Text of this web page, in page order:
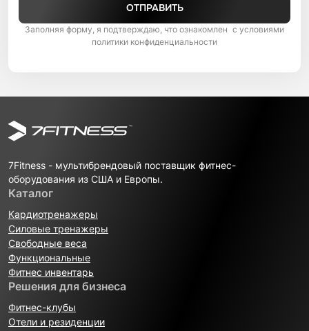
ОТПРАВИТЬ
Заполняя форму, я подтверждаю, что ознакомлен с условиями
политики конфиденциальности
7Fitness - мультибрендовый поставщик фитнес-
оборудования из США и Европы.
Каталог
Кардиотренажеры
Силовые тренажеры
Свободные веса
Функциональные
Фитнес инвентарь
Решения для бизнеса
Фитнес-клубы
Отели и резиденции